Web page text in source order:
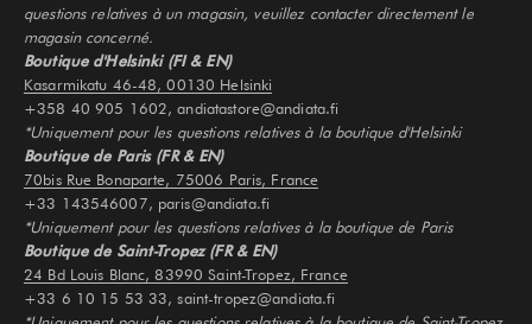
questions relatives à un magasin, veuillez contacter directement le
magasin concerné.
Boutique d'Helsinki (FI & EN)
Kasarmikatu 46-48, 00130 Helsinki
+358 40 905 1602, andiatastore@andiata.fi
*Uniquement pour les questions relatives à la boutique d'Helsinki
Boutique de Paris (FR & EN)
70bis Rue Bonaparte, 75006 Paris, France
+33 143546007, paris@andiata.fi
*Uniquement pour les questions relatives à la boutique de Paris
Boutique de Saint-Tropez (FR & EN)
24 Bd Louis Blanc, 83990 Saint-Tropez, France
+33 6 10 15 53 33, saint-tropez@andiata.fi